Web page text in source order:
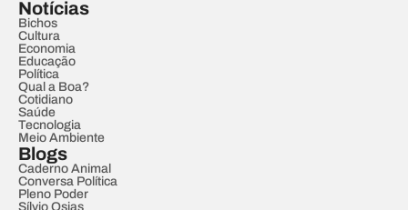
Notícias
Bichos
Cultura
Economia
Educação
Política
Qual a Boa?
Cotidiano
Saúde
Tecnologia
Meio Ambiente
Blogs
Caderno Animal
Conversa Política
Pleno Poder
Sílvio Osias